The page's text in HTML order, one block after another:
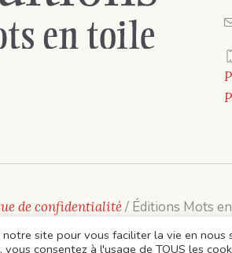
de confidentialité/ Éditions Mots
notre site pour vous faciliter la vie en
vous consentez à l'usage de TOUS les